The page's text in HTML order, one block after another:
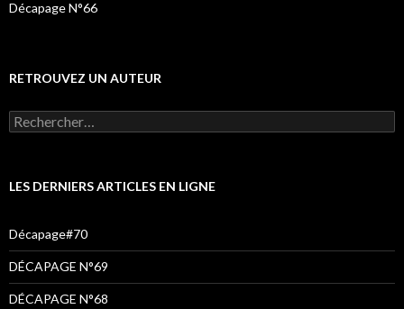
Décapage N°66
RETROUVEZ UN AUTEUR
Rechercher :
LES DERNIERS ARTICLES EN LIGNE
Décapage#70
DÉCAPAGE N°69
DÉCAPAGE N°68